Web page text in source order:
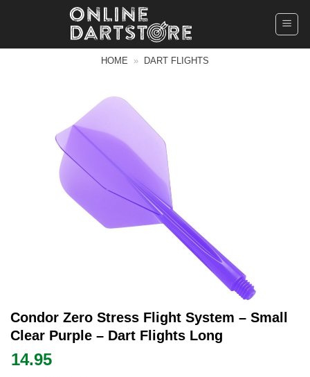
HOME » DART FLIGHTS
Condor Zero Stress Flight System – Small
Clear Purple – Dart Flights Long
14.95